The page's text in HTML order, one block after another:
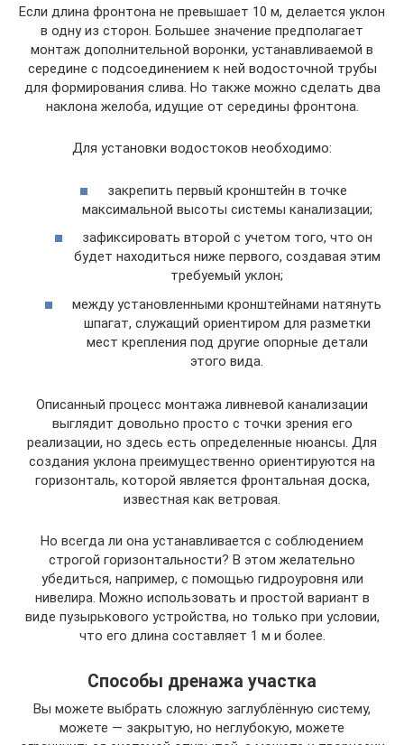
Если длина фронтона не превышает 10 м, делается уклон
в одну из сторон. Большее значение предполагает
монтаж дополнительной воронки, устанавливаемой в
середине с подсоединением к ней водосточной трубы
для формирования слива. Но также можно сделать два
наклона желоба, идущие от середины фронтона.
Для установки водостоков необходимо:
закрепить первый кронштейн в точке
максимальной высоты системы канализации;
зафиксировать второй с учетом того, что он
будет находиться ниже первого, создавая этим
требуемый уклон;
между установленными кронштейнами натянуть
шпагат, служащий ориентиром для разметки
мест крепления под другие опорные детали
этого вида.
Описанный процесс монтажа ливневой канализации
выглядит довольно просто с точки зрения его
реализации, но здесь есть определенные нюансы. Для
создания уклона преимущественно ориентируются на
горизонталь, которой является фронтальная доска,
известная как ветровая.
Но всегда ли она устанавливается с соблюдением
строгой горизонтальности? В этом желательно
убедиться, например, с помощью гидроуровня или
нивелира. Можно использовать и простой вариант в
виде пузырькового устройства, но только при условии,
что его длина составляет 1 м и более.
Способы дренажа участка
Вы можете выбрать сложную заглублённую систему,
можете — закрытую, но неглубокую, можете